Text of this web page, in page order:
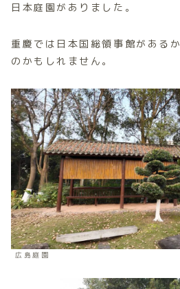
日本庭園がありました。
重慶では日本国総領事館がある
のかもしれません。
広島庭園